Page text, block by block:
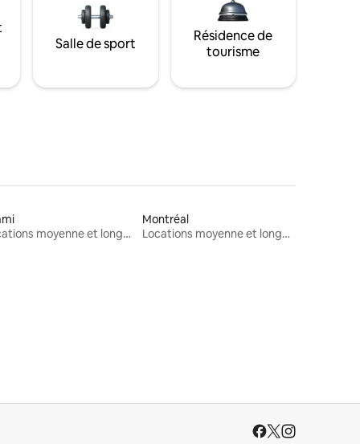
Salle de sport
Résidence de
tourisme
Locations moyenne et longue durée
Montréal
Locations moyenne et longue durée